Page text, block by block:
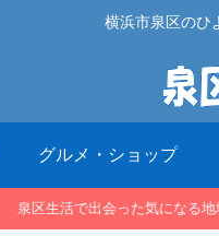
横浜市泉区のひ
グルメ・ショップ
泉区生活で出会った気になる